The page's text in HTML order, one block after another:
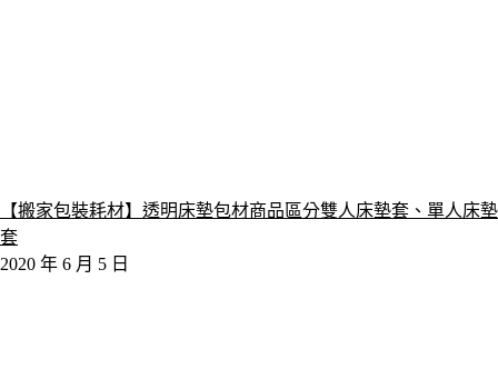
【搬家包裝耗材】透明床墊包材商品區分雙人床墊套、單人床墊
套
2020 年 6 月 5 日